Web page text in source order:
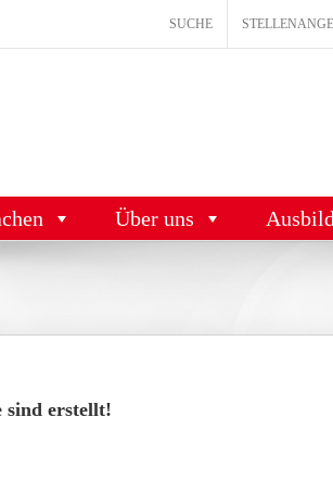
SUCHE
Über uns
sind erstellt!